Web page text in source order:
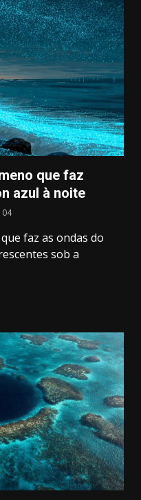
que faz
azul à noite
faz as ondas do
sob a